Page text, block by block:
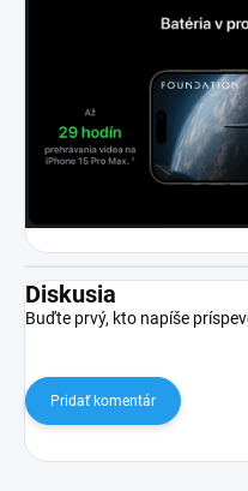
Diskusia
Buďte prvý, kto napíše
Pridať komentár